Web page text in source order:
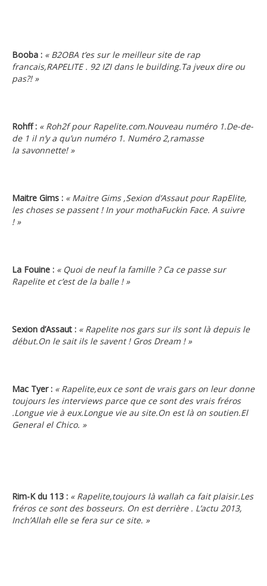
Booba : « B2OBA t’es sur le meilleur site de rap
francais,RAPELITE . 92 IZI dans le building.Ta jveux dire ou
pas?! »
Rohff : « Roh2f pour Rapelite.com.Nouveau numéro 1.De-de-
de 1 il n’y a qu’un numéro 1. Numéro 2,ramasse
la savonnette! »
Maitre Gims : « Maitre Gims ,Sexion d’Assaut pour RapElite,
les choses se passent ! In your mothaFuckin Face. A suivre
! »
La Fouine : « Quoi de neuf la famille ? Ca ce passe sur
Rapelite et c’est de la balle ! »
Sexion d’Assaut : « Rapelite nos gars sur ils sont là depuis le
début.On le sait ils le savent ! Gros Dream ! »
Mac Tyer : « Rapelite,eux ce sont de vrais gars on leur donne
toujours les interviews parce que ce sont des vrais fréros
.Longue vie à eux.Longue vie au site.On est là on soutien.El
General el Chico. »
Rim-K du 113 : « Rapelite,toujours là wallah ca fait plaisir.Les
fréros ce sont des bosseurs. On est derrière . L’actu 2013,
Inch’Allah elle se fera sur ce site. »